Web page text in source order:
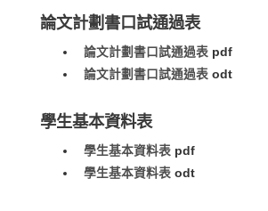
論文計劃書口試通過表
論文計劃書口試通過表 pdf
論文計劃書口試通過表 odt
學生基本資料表
學生基本資料表 pdf
學生基本資料表 odt